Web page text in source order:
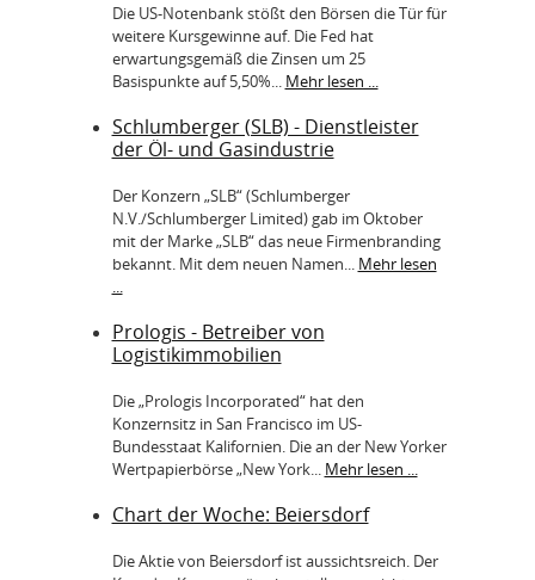
Die US-Notenbank stößt den Börsen die Tür für
weitere Kursgewinne auf. Die Fed hat
erwartungsgemäß die Zinsen um 25
Basispunkte auf 5,50%... Mehr lesen ...
Schlumberger (SLB) - Dienstleister
der Öl- und Gasindustrie
Der Konzern „SLB“ (Schlumberger
N.V./Schlumberger Limited) gab im Oktober
mit der Marke „SLB“ das neue Firmenbranding
bekannt. Mit dem neuen Namen... Mehr lesen
...
Prologis - Betreiber von
Logistikimmobilien
Die „Prologis Incorporated“ hat den
Konzernsitz in San Francisco im US-
Bundesstaat Kalifornien. Die an der New Yorker
Wertpapierbörse „New York... Mehr lesen ...
Chart der Woche: Beiersdorf
Die Aktie von Beiersdorf ist aussichtsreich. Der